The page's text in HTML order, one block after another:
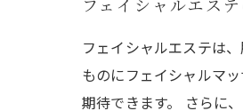
フェイシャルエステは
ものにフェイシャルマ
期待できます。 さらに